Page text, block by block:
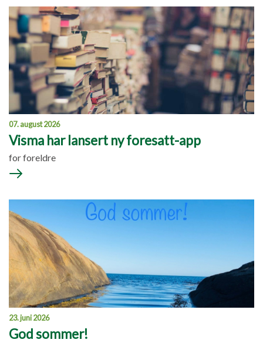
07. august 2026
Visma har lansert ny foresatt-app
for foreldre
23. juni 2026
God sommer!